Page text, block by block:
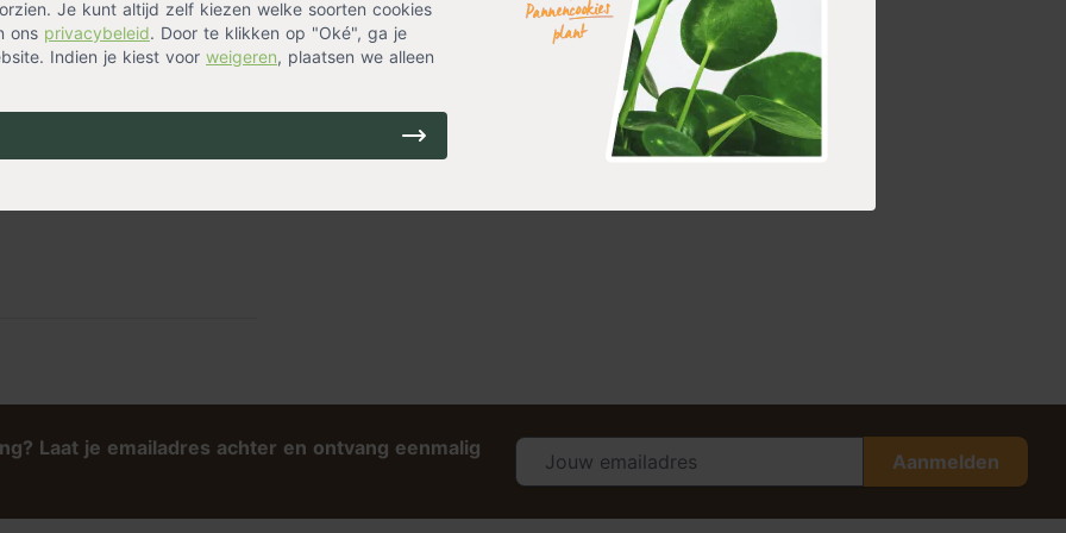
Je kunt altijd zelf kiezen welke soorten cookies
ons privacybeleid. Door te klikken op "Oké", ga je
Indien je kiest voor weigeren, plaatsen we alleen
plek, zodat er
aanvoer van
tijdig water, voldoende
niet bezwijken onder de
Laat je emailadres achter en ontvang eenmalig
Aanmelden